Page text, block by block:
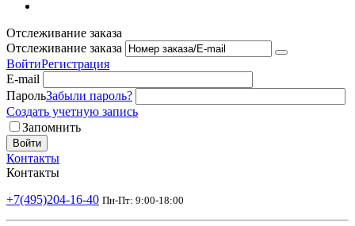
Отслеживание заказа
Отслеживание заказа
ВойтиРегистрация
E-mail
ПарольЗабыли пароль?
Создать учетную запись
Запомнить
Войти
Контакты
Контакты
+7(495)204-16-40 Пн-Пт: 9:00-18:00